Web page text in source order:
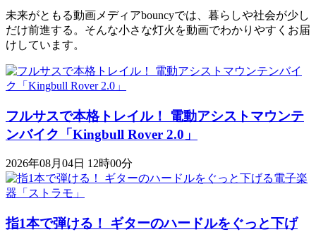
未来がともる動画メディアbouncyでは、暮らしや社会が少し
だけ前進する。そんな小さな灯火を動画でわかりやすくお届
けしています。
フルサスで本格トレイル！ 電動アシストマウンテ
ンバイク「Kingbull Rover 2.0」
2026年08月04日 12時00分
指1本で弾ける！ ギターのハードルをぐっと下げ